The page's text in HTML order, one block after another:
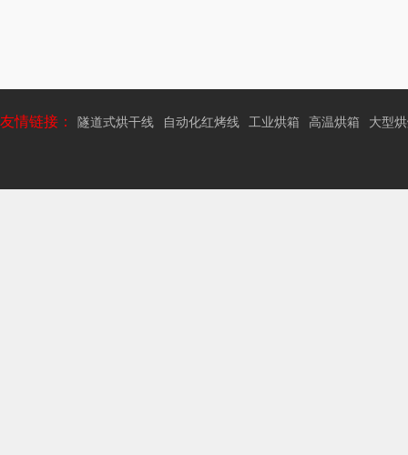
友情链接： 隧道式烘干线 自动化红烤线 工业烘箱 高温烘箱 大型